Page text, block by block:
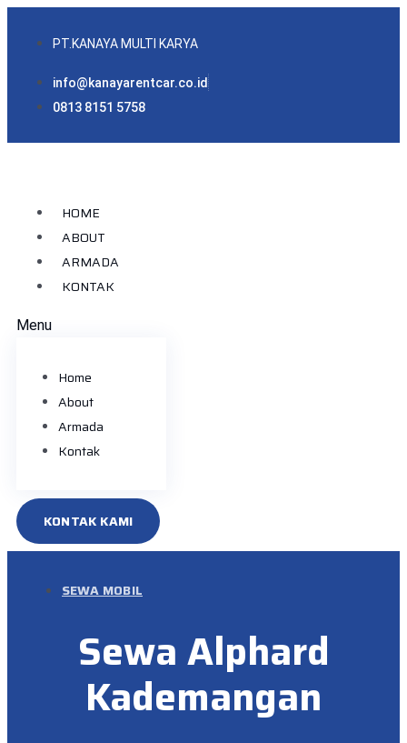
PT.KANAYA MULTI KARYA
info@kanayarentcar.co.id
0813 8151 5758
HOME
ABOUT
ARMADA
KONTAK
Menu
Home
About
Armada
Kontak
KONTAK KAMI
SEWA MOBIL
Sewa Alphard
Kademangan